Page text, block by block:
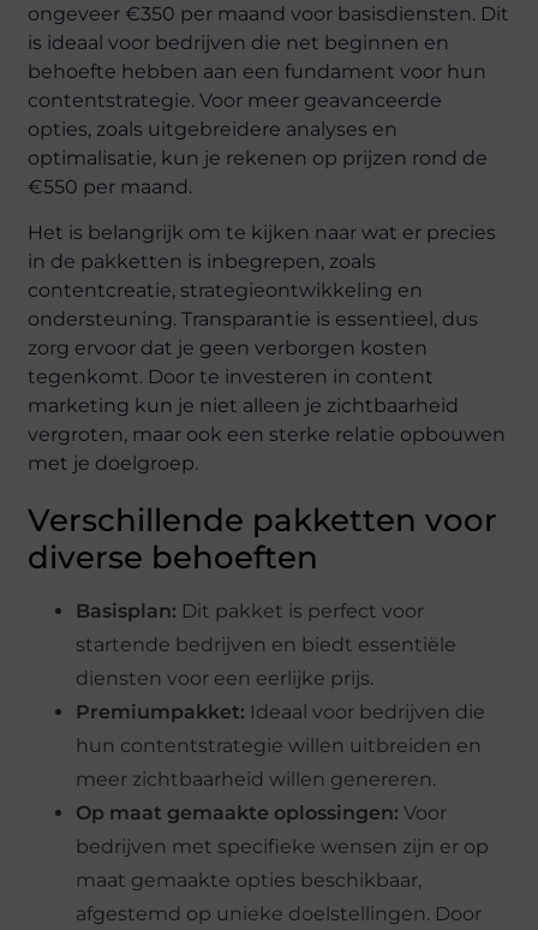
ongeveer €350 per maand voor basisdiensten. Dit
is ideaal voor bedrijven die net beginnen en
behoefte hebben aan een fundament voor hun
contentstrategie. Voor meer geavanceerde
opties, zoals uitgebreidere analyses en
optimalisatie, kun je rekenen op prijzen rond de
€550 per maand.
Het is belangrijk om te kijken naar wat er precies
in de pakketten is inbegrepen, zoals
contentcreatie, strategieontwikkeling en
ondersteuning. Transparantie is essentieel, dus
zorg ervoor dat je geen verborgen kosten
tegenkomt. Door te investeren in content
marketing kun je niet alleen je zichtbaarheid
vergroten, maar ook een sterke relatie opbouwen
met je doelgroep.
Verschillende pakketten voor
diverse behoeften
Basisplan: Dit pakket is perfect voor
startende bedrijven en biedt essentiële
diensten voor een eerlijke prijs.
Premiumpakket: Ideaal voor bedrijven die
hun contentstrategie willen uitbreiden en
meer zichtbaarheid willen genereren.
Op maat gemaakte oplossingen: Voor
bedrijven met specifieke wensen zijn er op
maat gemaakte opties beschikbaar,
afgestemd op unieke doelstellingen. Door